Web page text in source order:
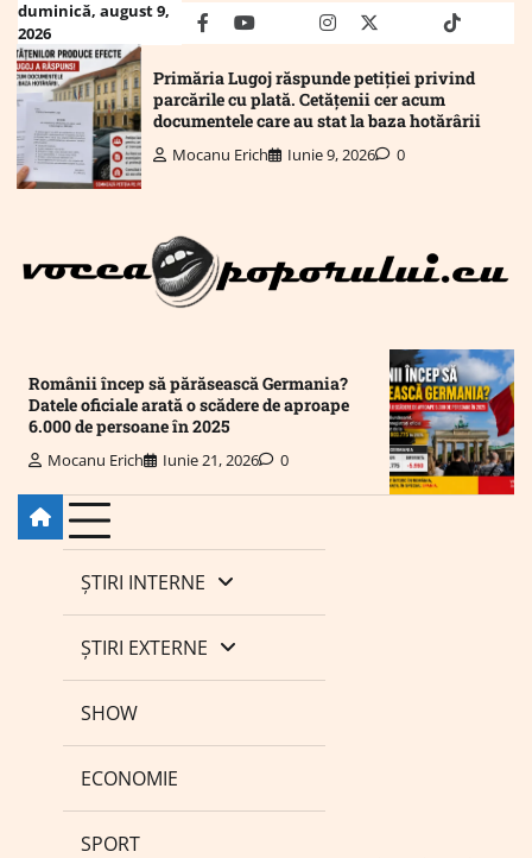
Skip
content
duminică, august 9,
2026
facebookyoutubeMailinstagram
twitter truthtiktok
Primăria Lugoj răspunde petiției privind
parcările cu plată. Cetățenii cer acum
documentele care au stat la baza hotărârii
Mocanu Erich Iunie 9, 2026 0
Românii încep să părăsească Germania?
Datele oficiale arată o scădere de aproape
6.000 de persoane în 2025
Mocanu Erich Iunie 21, 2026 0
ȘTIRI INTERNE
ȘTIRI EXTERNE
SHOW
ECONOMIE
SPORT